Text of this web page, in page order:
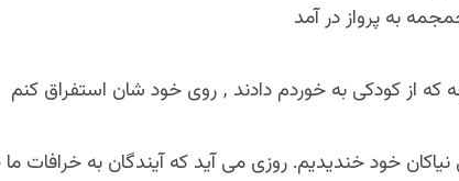
به پرواز در آمد
به خوردم دادند ٬ روی خود شان استفراق کنم
خود خندیدیم. روزی می آید که آیندگان به خرافات